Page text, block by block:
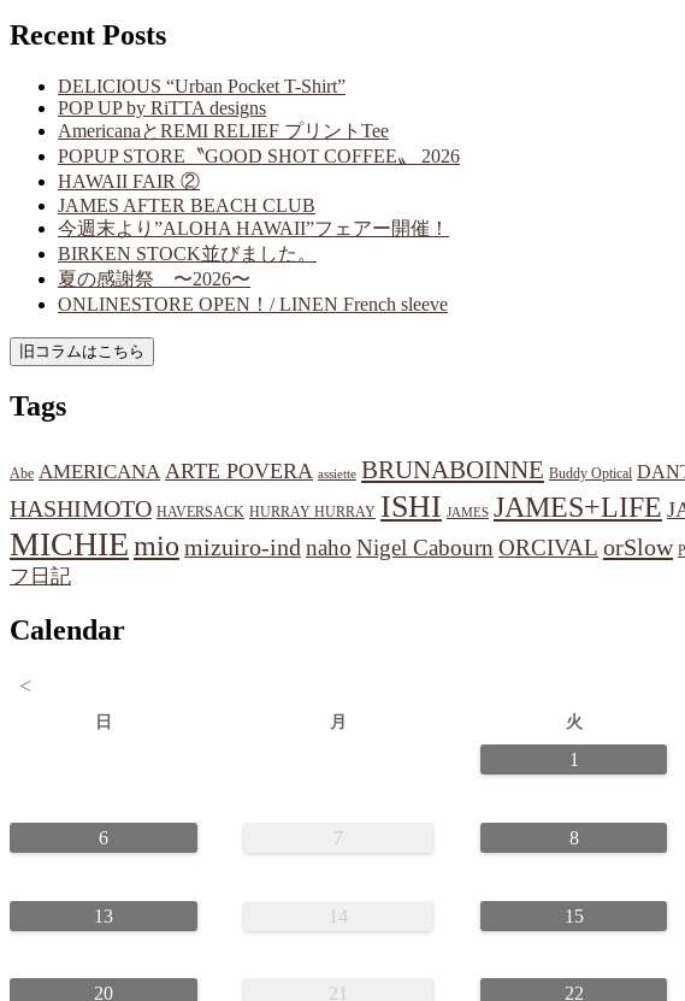
Recent Posts
DELICIOUS “Urban Pocket T-Shirt”
POP UP by RiTTA designs
AmericanaとREMI RELIEF プリントTee
POPUP STORE〝GOOD SHOT COFFEE〟 2026
HAWAII FAIR ②
JAMES AFTER BEACH CLUB
今週末より”ALOHA HAWAII”フェアー開催！
BIRKEN STOCK並びました。
夏の感謝祭 〜2026〜
ONLINESTORE OPEN！/ LINEN French sleeve
Tags
Abe AMERICANA ARTE POVERA assiette BRUNABOINNE Buddy Optical
HASHIMOTO HAVERSACK HURRAY HURRAY ISHI JAMES JAMES+LIFE
MICHIEmio mizuiro-ind naho Nigel Cabourn ORCIVAL orSlow
フ日記
Calendar
<
日 月 火
1
6 7 8
13 14 15
20 21 22